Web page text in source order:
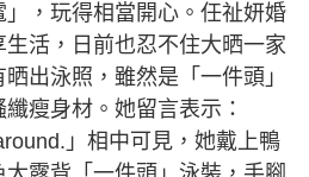
，玩得相當開心。任祉妍婚
活，日前也忍不住大晒一家
出泳照，雖然是「一件頭」
瘦身材。她留言表示：
」相中可見，她戴上鴨